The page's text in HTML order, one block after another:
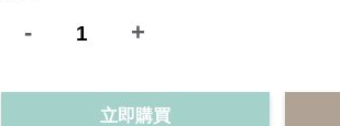
- +
立即購買